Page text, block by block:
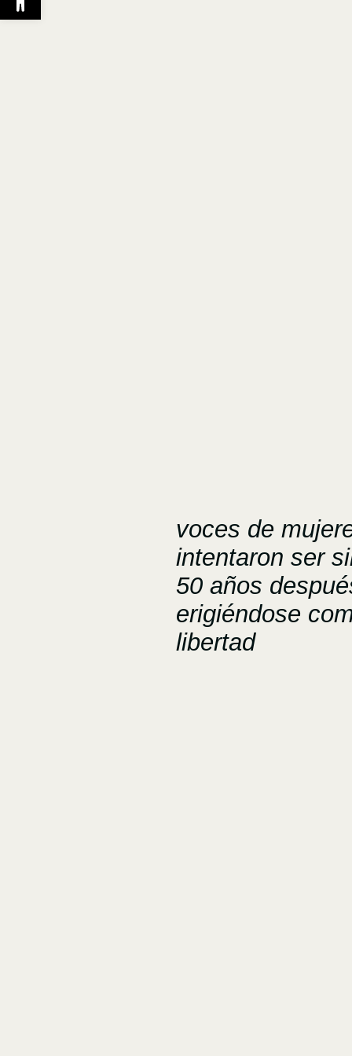
voces de
intentaron ser
50 años
erigiéndose
libertad